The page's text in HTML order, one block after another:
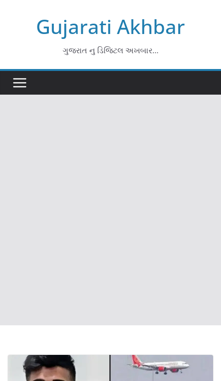
Gujarati Akhbar
ગુજરાત નુ ડિજિટલ અખબાર…